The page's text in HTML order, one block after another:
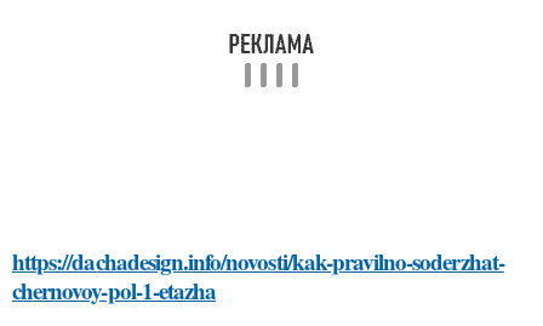
https://dachadesign.info/novosti/kak-pravilno-soderzhat-
chernovoy-pol-1-etazha